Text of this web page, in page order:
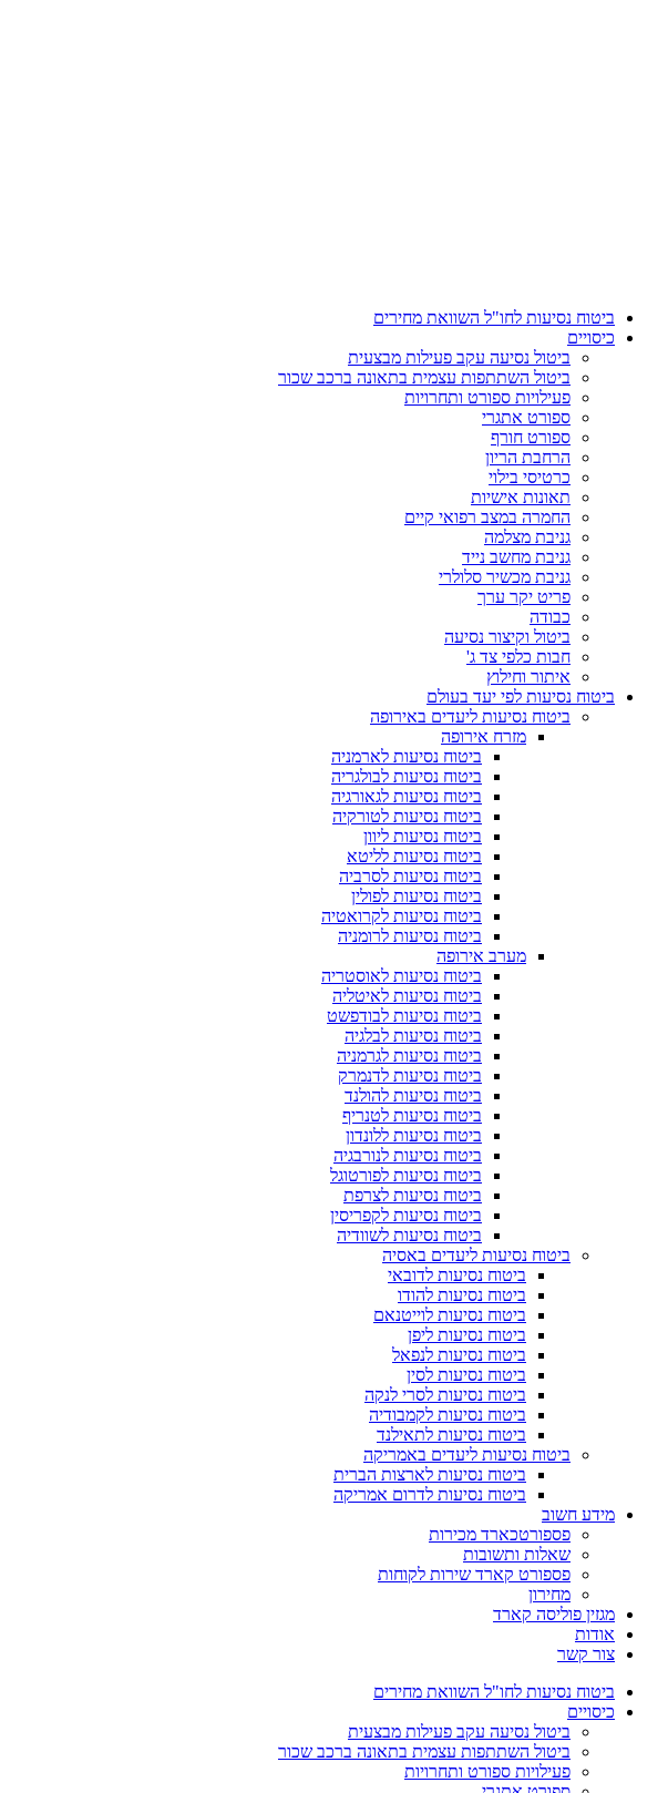
ביטוח נסיעות לחו"ל השוואת מחירים
כיסויים
ביטול נסיעה עקב פעילות מבצעית
ביטול השתתפות עצמית בתאונה ברכב שכור
פעילויות ספורט ותחרויות
ספורט אתגרי
ספורט חורף
הרחבת הריון
כרטיסי בילוי
תאונות אישיות
החמרה במצב רפואי קיים
גניבת מצלמה
גניבת מחשב נייד
גניבת מכשיר סלולרי
פריט יקר ערך
כבודה
ביטול וקיצור נסיעה
חבות כלפי צד ג'
איתור וחילוץ
ביטוח נסיעות לפי יעד בעולם
ביטוח נסיעות ליעדים באירופה
מזרח אירופה
ביטוח נסיעות לארמניה
ביטוח נסיעות לבולגריה
ביטוח נסיעות לגאורגיה
ביטוח נסיעות לטורקיה
ביטוח נסיעות ליוון
ביטוח נסיעות לליטא
ביטוח נסיעות לסרביה
ביטוח נסיעות לפולין
ביטוח נסיעות לקרואטיה
ביטוח נסיעות לרומניה
מערב אירופה
ביטוח נסיעות לאוסטריה
ביטוח נסיעות לאיטליה
ביטוח נסיעות לבודפשט
ביטוח נסיעות לבלגיה
ביטוח נסיעות לגרמניה
ביטוח נסיעות לדנמרק
ביטוח נסיעות להולנד
ביטוח נסיעות לטנריף
ביטוח נסיעות ללונדון
ביטוח נסיעות לנורבגיה
ביטוח נסיעות לפורטוגל
ביטוח נסיעות לצרפת
ביטוח נסיעות לקפריסין
ביטוח נסיעות לשוודיה
ביטוח נסיעות ליעדים באסיה
ביטוח נסיעות לדובאי
ביטוח נסיעות להודו
ביטוח נסיעות לוייטנאם
ביטוח נסיעות ליפן
ביטוח נסיעות לנפאל
ביטוח נסיעות לסין
ביטוח נסיעות לסרי לנקה
ביטוח נסיעות לקמבודיה
ביטוח נסיעות לתאילנד
ביטוח נסיעות ליעדים באמריקה
ביטוח נסיעות לארצות הברית
ביטוח נסיעות לדרום אמריקה
מידע חשוב
פספורטכארד מכירות
שאלות ותשובות
פספורט קארד שירות לקוחות
מחירון
מגזין פוליסה קארד
אודות
צור קשר
ביטוח נסיעות לחו"ל השוואת מחירים
כיסויים
ביטול נסיעה עקב פעילות מבצעית
ביטול השתתפות עצמית בתאונה ברכב שכור
פעילויות ספורט ותחרויות